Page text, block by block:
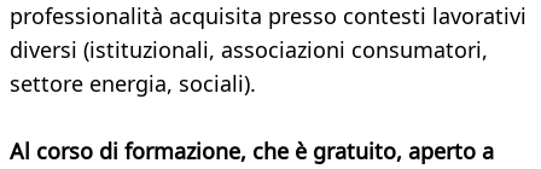
professionalità acquisita presso contesti lavorativi
diversi (istituzionali, associazioni consumatori,
settore energia, sociali).
Al corso di formazione, che è gratuito, aperto a